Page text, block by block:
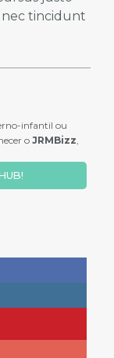
nec tincidunt
infantil ou
o JRMBizz,